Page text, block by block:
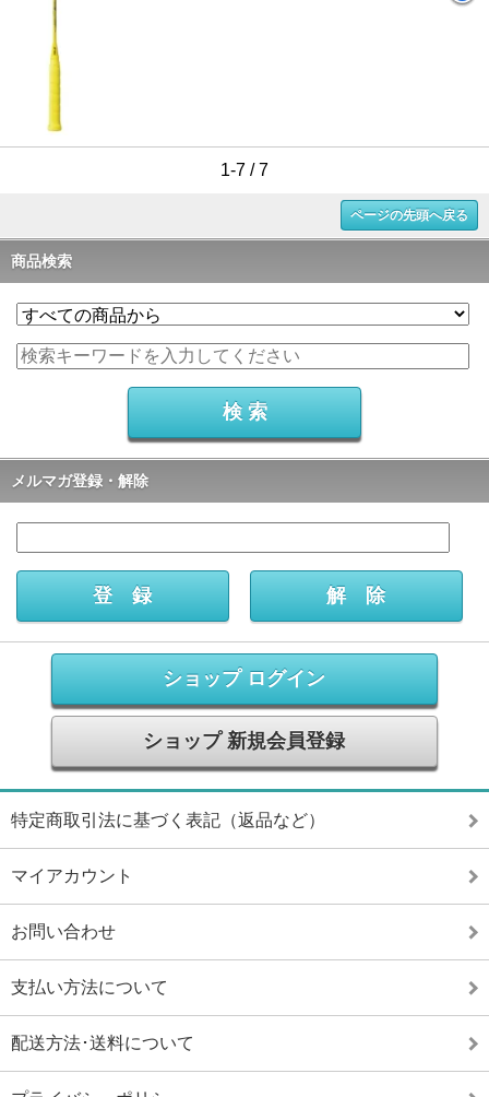
1-7 / 7
ページの先頭へ戻る
商品検索
メルマガ登録・解除
ショップ ログイン
ショップ 新規会員登録
特定商取引法に基づく表記（返品など）
マイアカウント
お問い合わせ
支払い方法について
配送方法･送料について